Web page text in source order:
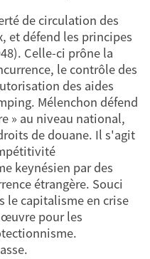
de circulation des
et défend les principes
Celle-ci prône la
le contrôle des
des aides
Mélenchon défend
» au niveau national,
de douane. Il s'agit
keynésien par des
étrangère. Souci
le capitalisme en crise
pour les